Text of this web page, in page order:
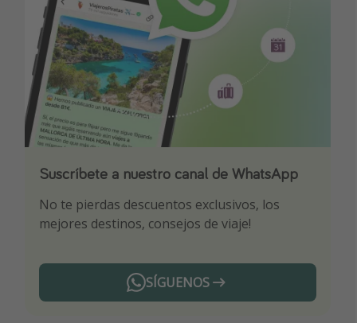
Suscríbete a nuestro canal de WhatsApp
No te pierdas descuentos exclusivos, los
mejores destinos, consejos de viaje!
SÍGUENOS
Descarga nuestra app
Sé el primero en reservar nuestros chollazos
¡Suscríbete a nuestro canal de Telegram!
¡Recibe las mejores ofertas seleccionadas para
ti por nuestros expertos en viajes
Telegram